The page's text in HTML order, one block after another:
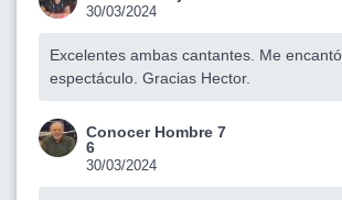
30/03/2024
Excelentes ambas cantantes. Me
espectáculo. Gracias Hector.
Conocer Hombre 7
6
30/03/2024